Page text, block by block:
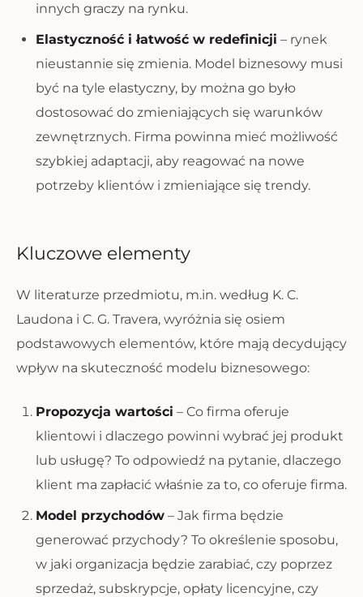
innych graczy na rynku.
Elastyczność i łatwość w redefinicji – rynek
nieustannie się zmienia. Model biznesowy musi
być na tyle elastyczny, by można go było
dostosować do zmieniających się warunków
zewnętrznych. Firma powinna mieć możliwość
szybkiej adaptacji, aby reagować na nowe
potrzeby klientów i zmieniające się trendy.
Kluczowe elementy
W literaturze przedmiotu, m.in. według K. C.
Laudona i C. G. Travera, wyróżnia się osiem
podstawowych elementów, które mają decydujący
wpływ na skuteczność modelu biznesowego:
Propozycja wartości – Co firma oferuje
klientowi i dlaczego powinni wybrać jej produkt
lub usługę? To odpowiedź na pytanie, dlaczego
klient ma zapłacić właśnie za to, co oferuje firma.
Model przychodów – Jak firma będzie
generować przychody? To określenie sposobu,
w jaki organizacja będzie zarabiać, czy poprzez
sprzedaż, subskrypcje, opłaty licencyjne, czy